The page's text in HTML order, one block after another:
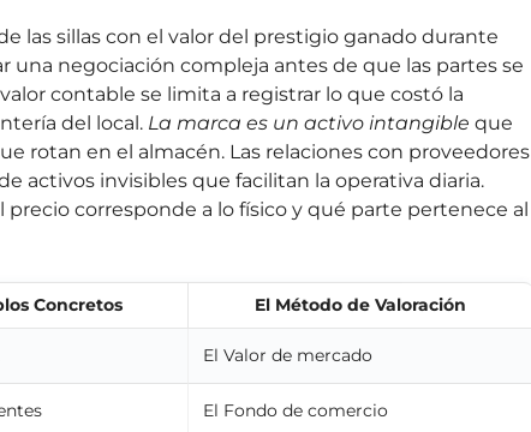
las sillas con el valor del prestigio ganado durante
una negociación compleja antes de que las partes se
contable se limita a registrar lo que costó la
del local. La marca es un activo intangible que
rotan en el almacén. Las relaciones con proveedores
activos invisibles que facilitan la operativa diaria.
corresponde a lo físico y qué parte pertenece al
Concretos El Método de Valoración
El Valor de mercado
El Fondo de comercio